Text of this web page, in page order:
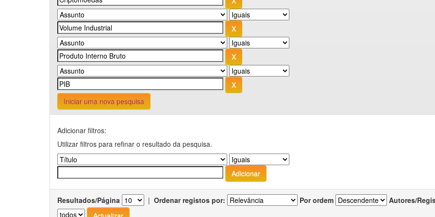
Iniciar uma nova pesquisa
Adicionar filtros:
Utilizar filtros para refinar o resultado da pesquisa.
Resultados/Página | Ordenar registos por: Por ordem Autores/